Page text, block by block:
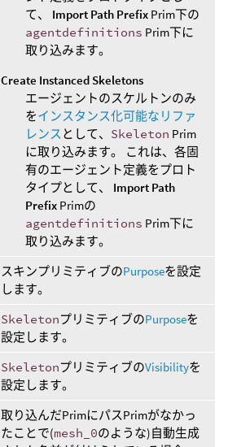
て、 Import Path Prefix Prim下の
agentdefinitions Prim下に
取り込みます。
Create Instanced Skeletons
エージェントのスケルトンのみ
をインスタンス化可能なリファ
レンス として、 Skeleton Prim
に取り込みます。 これは、各固
有のエージェント定義をプロト
タイプとして、 Import Path
Prefix Primの
agentdefinitions Prim下に
取り込みます。
スキンプリミティブのPurposeを設定
します。
SkeletonプリミティブのPurposeを
設定します。
SkeletonプリミティブのVisibilityを
設定します。
取り込んだPrimにパスPrimがなかっ
たことで(mesh_0のような)自動生成